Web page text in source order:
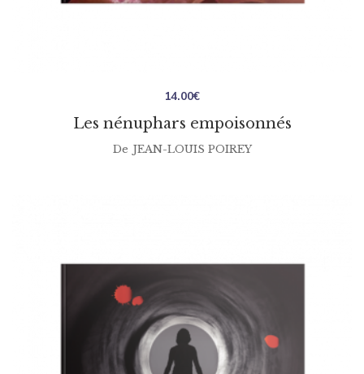
Les nénuphars empoisonnés
14.00€
De JEAN-LOUIS POIREY